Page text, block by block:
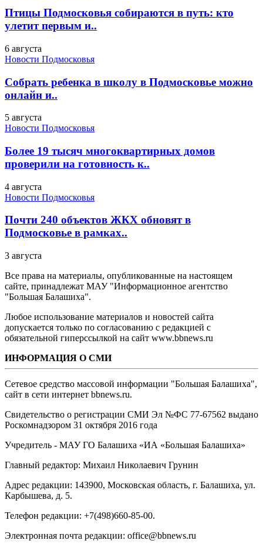
Птицы Подмосковья собираются в путь: кто
улетит первым и..
6 августа
Новости Подмосковья
Собрать ребенка в школу в Подмосковье можно
онлайн и..
5 августа
Новости Подмосковья
Более 19 тысяч многоквартирных домов
проверили на готовность к..
4 августа
Новости Подмосковья
Почти 240 объектов ЖКХ обновят в
Подмосковье в рамках..
3 августа
Все права на материалы, опубликованные на настоящем
сайте, принадлежат МАУ "Информационное агентство
"Большая Балашиха".
Любое использование материалов и новостей сайта
допускается только по согласованию с редакцией с
обязательной гиперссылкой на сайт www.bbnews.ru
ИНФОРМАЦИЯ О СМИ
Сетевое средство массовой информации "Большая Балашиха",
сайт в сети интернет bbnews.ru.
Свидетельство о регистрации СМИ Эл №ФС ‎77-67562 выдано
Роскомнадзором 31 октября 2016 года
Учредитель - МАУ ГО Балашиха «ИА «Большая Балашиха»
Главный редактор: Михаил Николаевич Грунин
Адрес редакции: 143900, Московская область, г. Балашиха, ул.
Карбышева, д. 5.
Телефон редакции: +7(498)660-85-00.
Электронная почта редакции: office@bbnews.ru